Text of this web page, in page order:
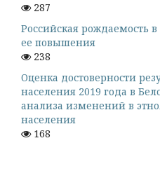
287
Российская рождаемость
ее повышения
238
Оценка достоверности
населения 2019 года в
анализа изменений в
населения
168